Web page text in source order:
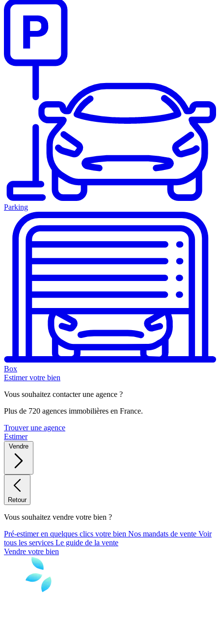
Parking
Box
Estimer votre bien
Vous souhaitez contacter une agence ?
Plus de 720 agences immobilières en France.
Trouver une agence
Estimer
Vendre
Retour
Vous souhaitez vendre votre bien ?
Pré-estimer en quelques clics votre bien Nos mandats de vente Voir
tous les services Le guide de la vente
Vendre votre bien